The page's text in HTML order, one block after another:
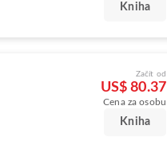
Kniha
Začít od
US$ 80.37
Cena za osobu
Kniha